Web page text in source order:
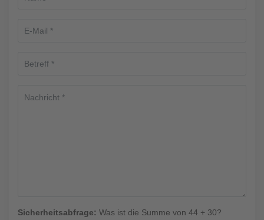
Sicherheitsabfrage: Was ist die Summe von 44 + 30?